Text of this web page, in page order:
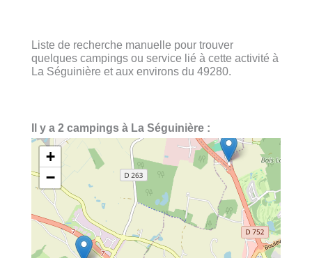
Liste de recherche manuelle pour trouver
quelques campings ou service lié à cette activité à
La Séguinière et aux environs du 49280.
Il y a 2 campings à La Séguinière :
+
−